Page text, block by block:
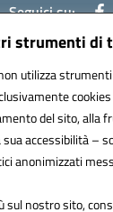
strumenti di
utilizza
del sito, alla
accessibilità –
anonimizzati
sul nostro sito,
Seguici su: